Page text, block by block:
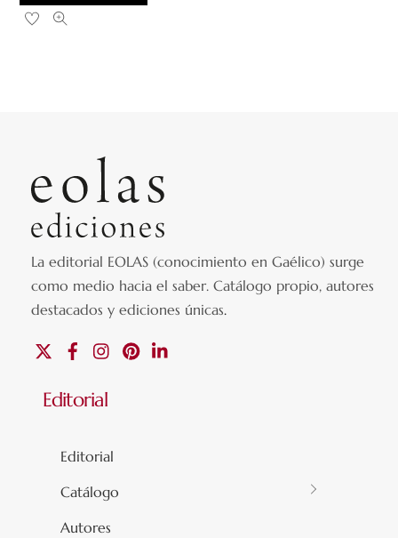
La editorial EOLAS (conocimiento en Gaélico) surge
como medio hacia el saber.Catálogo propio, autores
destacados y ediciones únicas.
FacebookInstagramPinterest
Editorial
Editorial
Catálogo
Autores